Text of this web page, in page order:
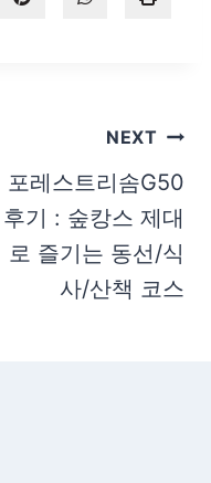
NEXT
포레스트리솜G50
후기 : 숲캉스 제대
로 즐기는 동선/식
사/산책 코스